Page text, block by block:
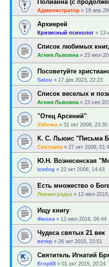
Полианна (с
Администратор » 19 апр
Архиерей
Кризисный психолог » 13
Список любимых
Агния Львовна » 23 июл
Посоветуйте
Satou » 17 дек 2023, 22:23
Список веселых и
Агния Львовна » 23 сен
"Отец Арсений"
Узбечка » 31 окт 2008, 23:30
К. С. Льюис "Письма
Светлана » 27 окт 2008,
Ю.Н. Вознесенская
icedog » 22 окт 2008, 14:43
Есть множество о
Ленинградка » 12 июл
Ищу книгу
Фиона » 12 июл 2016, 06:44
Чудеса святых 21 век
ветер » 26 окт 2015, 23:51
Святитель Игнатий
Егор68 » 01 окт 2015, 20:24